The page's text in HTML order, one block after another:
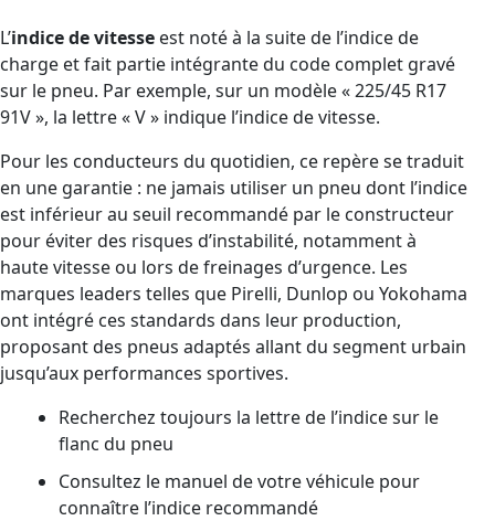
L’indice de vitesse est noté à la suite de l’indice de
charge et fait partie intégrante du code complet gravé
sur le pneu. Par exemple, sur un modèle « 225/45 R17
91V », la lettre « V » indique l’indice de vitesse.
Pour les conducteurs du quotidien, ce repère se traduit
en une garantie : ne jamais utiliser un pneu dont l’indice
est inférieur au seuil recommandé par le constructeur
pour éviter des risques d’instabilité, notamment à
haute vitesse ou lors de freinages d’urgence. Les
marques leaders telles que Pirelli, Dunlop ou Yokohama
ont intégré ces standards dans leur production,
proposant des pneus adaptés allant du segment urbain
jusqu’aux performances sportives.
Recherchez toujours la lettre de l’indice sur le
flanc du pneu
Consultez le manuel de votre véhicule pour
connaître l’indice recommandé